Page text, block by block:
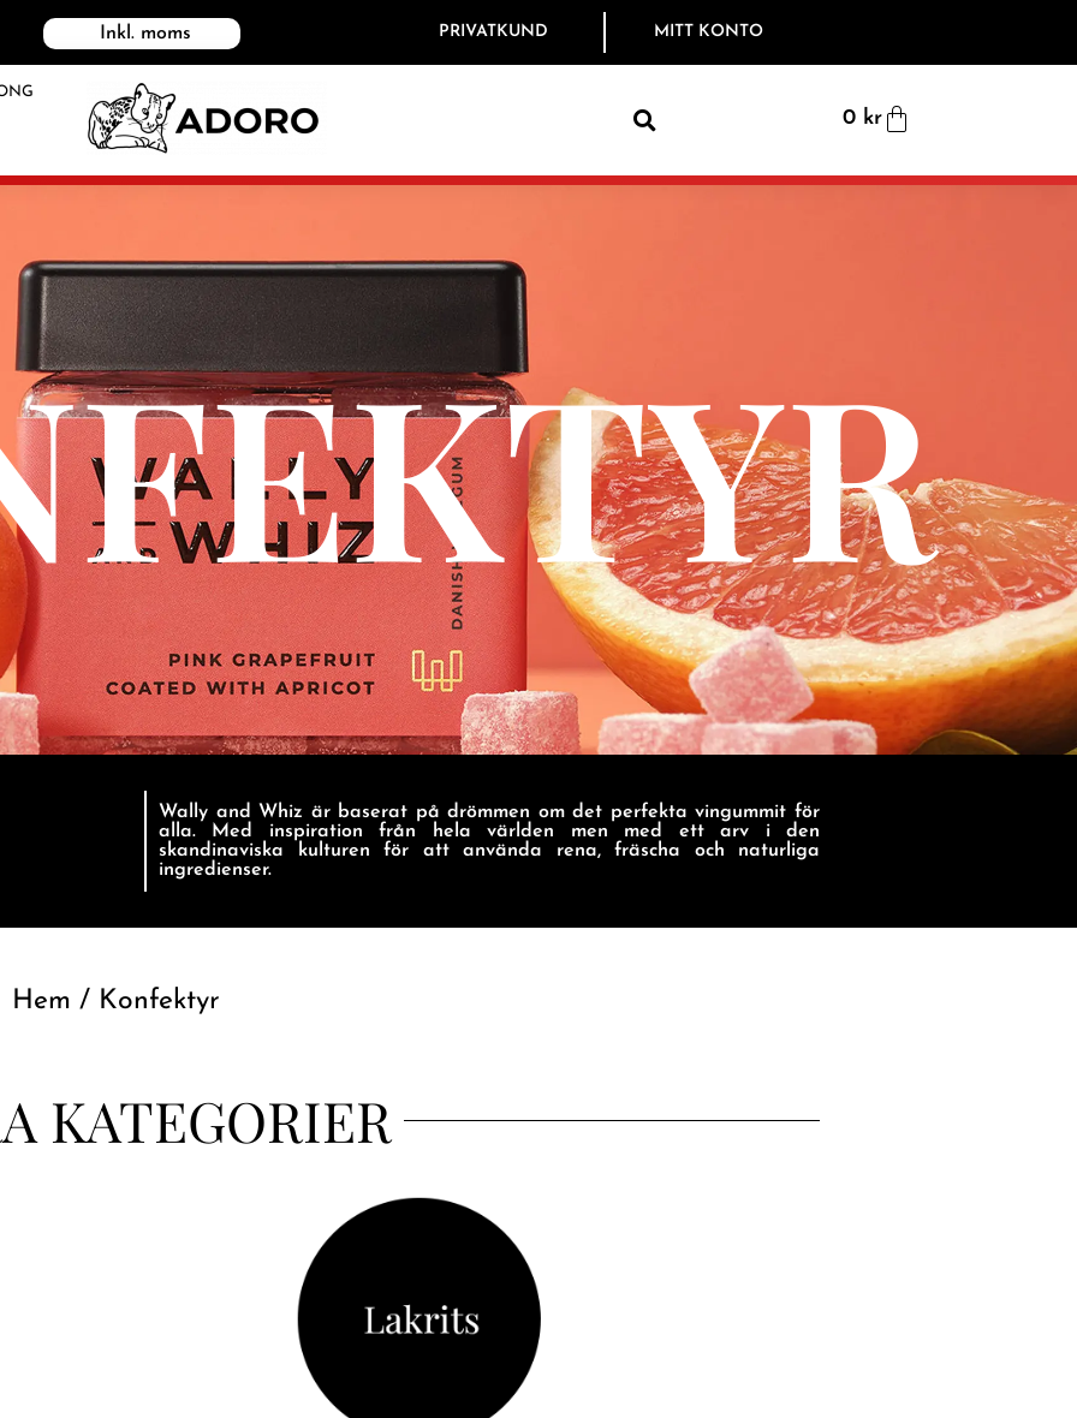
Inkl. moms PRIVATKUND MITT KONTO
0 kr
Wally and Whiz är baserat på drömmen om det perfekta vingummit för
alla. Med inspiration från hela världen men med ett arv i den
skandinaviska kulturen för att använda rena, fräscha och naturliga
ingredienser.
Hem / Konfektyr
KATEGORIER